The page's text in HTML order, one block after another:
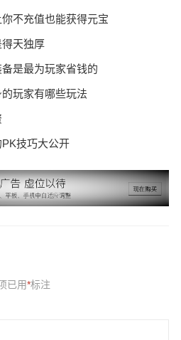
不充值也能获得元宝
天独厚
是最为玩家省钱的
玩家有哪些玩法
技巧大公开
已用*标注